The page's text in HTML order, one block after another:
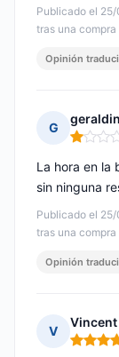
Publicado el
tras una
Opinión
G
Nota: 1
Publicado el
tras una
La hora en la
sin ninguna
Opinión
V
Vincent
Nota: 5